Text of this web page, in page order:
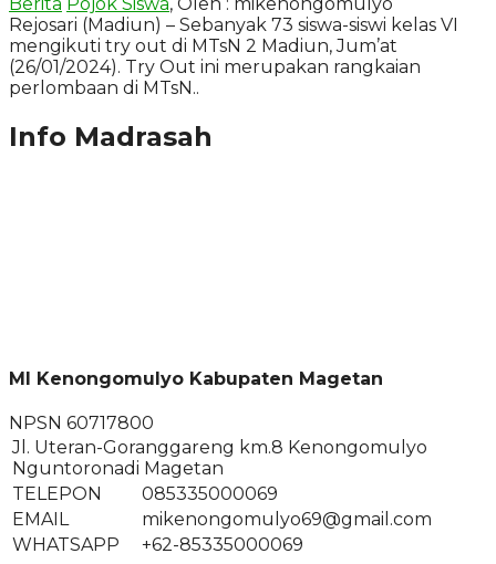
Rejosari (Madiun) – Sebanyak 73 siswa-siswi kelas VI
mengikuti try out di MTsN 2 Madiun, Jum’at
(26/01/2024). Try Out ini merupakan rangkaian
perlombaan di MTsN..
Info Madrasah
MI Kenongomulyo Kabupaten Magetan
NPSN 60717800
Jl. Uteran-Goranggareng km.8 Kenongomulyo
Nguntoronadi Magetan
TELEPON
085335000069
EMAIL
mikenongomulyo69@gmail.com
WHATSAPP
+62-85335000069